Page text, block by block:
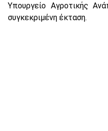
Υπουργείο Αγροτικής
συγκεκριμένη έκταση.